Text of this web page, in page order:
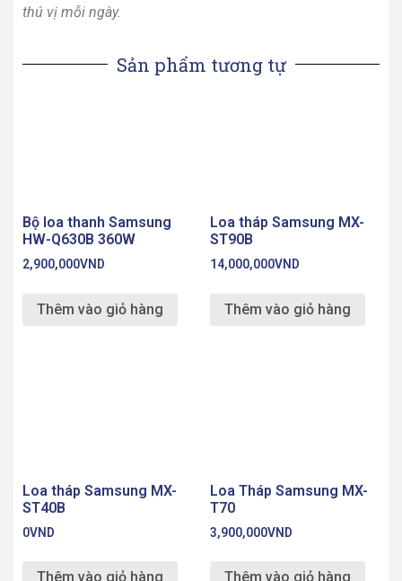
thú vị mỗi ngày.
Sản phẩm tương tự
Bộ loa thanh Samsung
HW-Q630B 360W
2,900,000VND
Thêm vào giỏ hàng
Loa tháp Samsung MX-
ST90B
14,000,000VND
Thêm vào giỏ hàng
Loa tháp Samsung MX-
ST40B
0VND
Thêm vào giỏ hàng
Loa Tháp Samsung MX-
T70
3,900,000VND
Thêm vào giỏ hàng